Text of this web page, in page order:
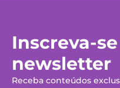
Inscreva-
newsletter
Receba conteúdos